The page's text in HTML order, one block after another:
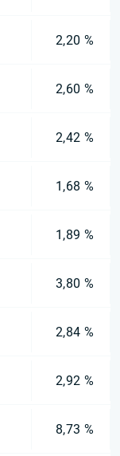
2,20 %
2,60 %
2,42 %
1,68 %
1,89 %
3,80 %
2,84 %
2,92 %
8,73 %